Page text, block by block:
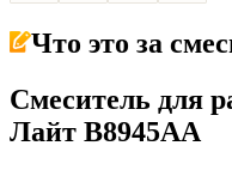
Что это за
Смеситель для
Лайт B8945AA